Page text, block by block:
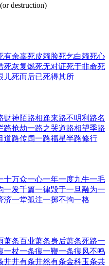
destruction)
有余辜死皮赖脸死乞白赖死心
死灰复燃死无对证死于非命死
儿死而后已死得其所
财神陌路相逢来路不明利路名
路抢劫一路之哭道路相望季路
道路传闻一路福星半路修行
十万众一心一年一度九牛一毛
一发千篇一律毁于一旦融为一
济一堂孤注一掷不拘一格
萧条百业萧条身后萧条死路一
一杖一条痕一鞭一条痕风不鸣
井井有条井然有条金科玉条共